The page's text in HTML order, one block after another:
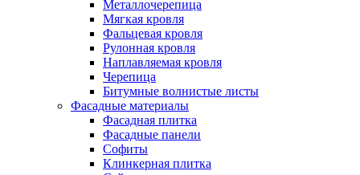
Металлочерепица
Мягкая кровля
Фальцевая кровля
Рулонная кровля
Наплавляемая кровля
Черепица
Битумные волнистые листы
Фасадные материалы
Фасадная плитка
Фасадные панели
Софиты
Клинкерная плитка